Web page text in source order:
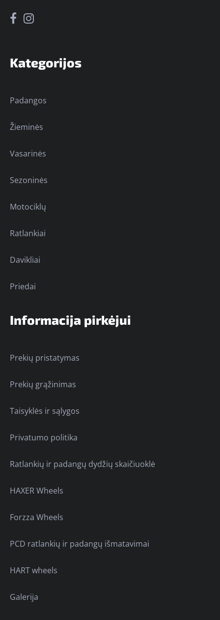
Kategorijos
Padangos
Žieminės
Vasarinės
Sezoninės
Motociklų
Ratlankiai
Davikliai
Priedai
Informacija pirkėjui
Prekių pristatymas
Prekių grąžinimas
Taisyklės ir sąlygos
Privatumo politika
Ratlankių ir padangų dydžių skaičiuoklė
HAXER Wheels
Forzza Wheels
PCD ratlankių ir padangų išmatavimai
HART wheels
Galerija